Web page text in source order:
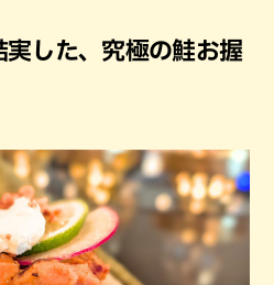
した、究極の鮭お握